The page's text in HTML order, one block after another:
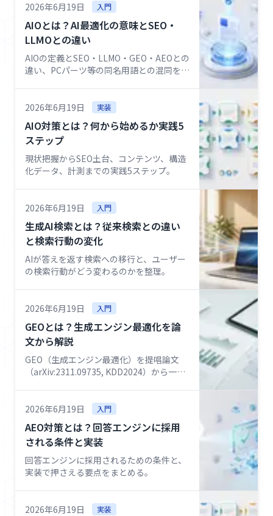
強
み
私
た
ち
に
つ
い
て
お
問
い
合
わ
せ
2026年6月19日 入門
AIOとは？AI最適化の意味とSEO・
LLMOとの違い
AIOの定義とSEO・LLMO・GEO・AEOとの
違い、PCパーツ等の同名用語との混同を整
2026年6月19日 実装
AIO対策とは？何から始めるか実践5
ステップ
現状把握からSEO土台、コンテンツ、構造
化データ、計測までの実践5ステップ。
2026年6月19日 入門
生成AI検索とは？従来検索との違い
と検索行動の変化
AIが答えを返す検索への移行と、ユーザー
の検索行動がどう変わるのかを整理。
2026年6月19日 入門
GEOとは？生成エンジン最適化を論
文から解説
GEO（生成エンジン最適化）を提唱論文
（arXiv:2311.09735, KDD2024）から一次
2026年6月19日 入門
AEO対策とは？回答エンジンに採用
される条件と実装
回答エンジンに採用されるための条件と、
実装で押さえる要点をまとめる。
2026年6月19日 実装